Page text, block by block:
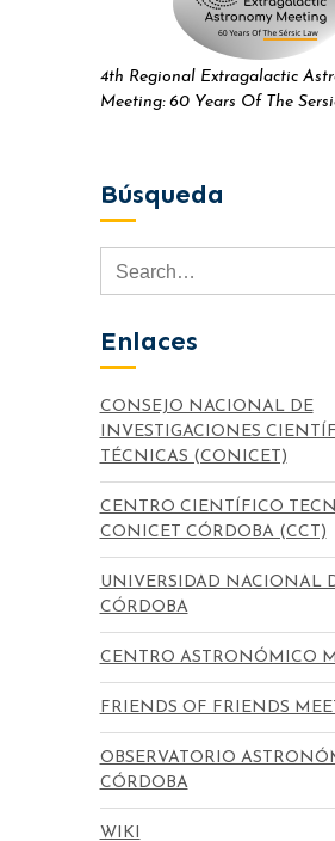
4th Regional Extragalactic
Meeting: 60 Years Of The
Búsqueda
Enlaces
CONSEJO NACIONAL DE
INVESTIGACIONES
TÉCNICAS (CONICET)
CENTRO CIENTÍFICO
CONICET CÓRDOBA (CCT)
UNIVERSIDAD NACIONAL
CÓRDOBA
CENTRO ASTRONÓMICO
FRIENDS OF FRIENDS
OBSERVATORIO
CÓRDOBA
WIKI